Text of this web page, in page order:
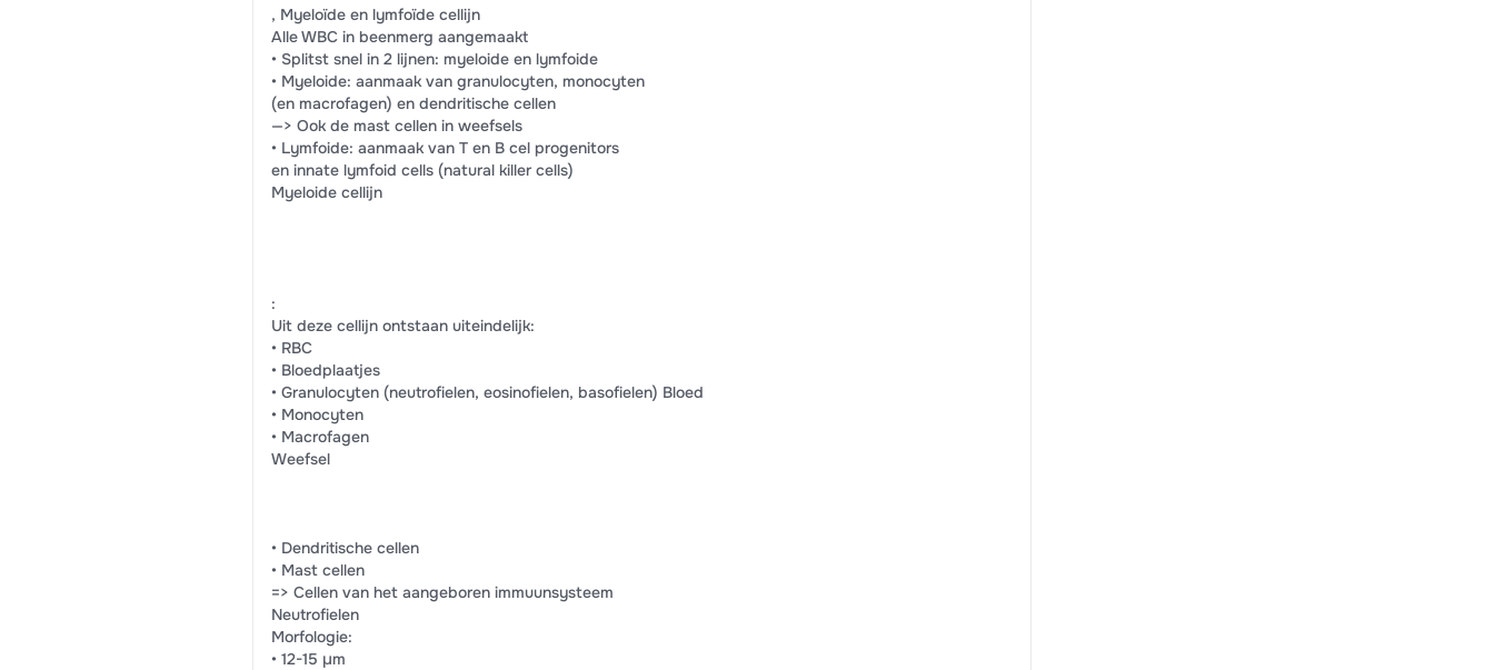
, Myeloïde en lymfoïde cellijn
Alle WBC in beenmerg aangemaakt
• Splitst snel in 2 lijnen: myeloide en lymfoide
• Myeloide: aanmaak van granulocyten, monocyten
(en macrofagen) en dendritische cellen
—> Ook de mast cellen in weefsels
• Lymfoide: aanmaak van T en B cel progenitors
en innate lymfoid cells (natural killer cells)
Myeloide cellijn
:
Uit deze cellijn ontstaan uiteindelijk:
• RBC
• Bloedplaatjes
• Granulocyten (neutrofielen, eosinofielen, basofielen) Bloed
• Monocyten
• Macrofagen
Weefsel
• Dendritische cellen
• Mast cellen
=> Cellen van het aangeboren immuunsysteem
Neutrofielen
Morfologie:
• 12-15 µm